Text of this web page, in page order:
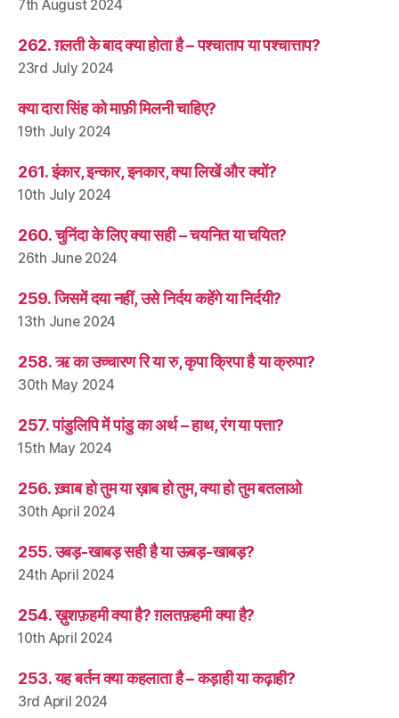
7th August 2024
262. ग़लती के बाद क्या होता है – पश्चाताप या पश्चात्ताप?
23rd July 2024
क्या दारा सिंह को माफ़ी मिलनी चाहिए?
19th July 2024
261. इंकार, इन्कार, इनकार, क्या लिखें और क्यों?
10th July 2024
260. चुनिंदा के लिए क्या सही – चयनित या चयित?
26th June 2024
259. जिसमें दया नहीं, उसे निर्दय कहेंगे या निर्दयी?
13th June 2024
258. ऋ का उच्चारण रि या रु, कृपा क्रिपा है या क्रुपा?
30th May 2024
257. पांडुलिपि में पांडु का अर्थ – हाथ, रंग या पत्ता?
15th May 2024
256. ख़्वाब हो तुम या ख़ाब हो तुम, क्या हो तुम बतलाओ
30th April 2024
255. उबड़-खाबड़ सही है या ऊबड़-खाबड़?
24th April 2024
254. ख़ुशफ़हमी क्या है? ग़लतफ़हमी क्या है?
10th April 2024
253. यह बर्तन क्या कहलाता है – कड़ाही या कढ़ाही?
3rd April 2024